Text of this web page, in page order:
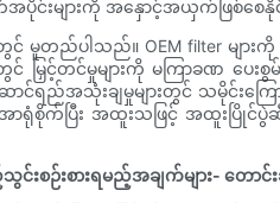
ပိုင်းများကို အနှောင့်အယှက်ဖြစ်စေ
ါ်တွင် မူတည်ပါသည်။ OEM filter
င့်တင်မှုများကို မကြာခဏ ပေးစွ
ာင်ရည်အသုံးချမှုများတွင် သမိုင်းက
စိုက်ပြီး အထူးသဖြင့် အထူးပြိုင်
စဉ်းစားရမည့်အချက်များ- တေ